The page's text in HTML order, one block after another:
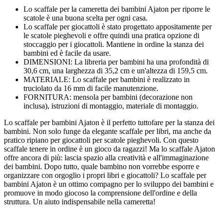
Lo scaffale per la cameretta dei bambini Ajaton per riporre le
scatole è una buona scelta per ogni casa.
Lo scaffale per giocattoli è stato progettato appositamente per
le scatole pieghevoli e offre quindi una pratica opzione di
stoccaggio per i giocattoli. Mantiene in ordine la stanza dei
bambini ed è facile da usare.
DIMENSIONI: La libreria per bambini ha una profondità di
30,6 cm, una larghezza di 35,2 cm e un'altezza di 159,5 cm.
MATERIALE: Lo scaffale per bambini è realizzato in
truciolato da 16 mm di facile manutenzione.
FORNITURA: mensola per bambini (decorazione non
inclusa), istruzioni di montaggio, materiale di montaggio.
Lo scaffale per bambini Ajaton è il perfetto tuttofare per la stanza dei
bambini. Non solo funge da elegante scaffale per libri, ma anche da
pratico ripiano per giocattoli per scatole pieghevoli. Con questo
scaffale tenere in ordine è un gioco da ragazzi! Ma lo scaffale Ajaton
offre ancora di più: lascia spazio alla creatività e all'immaginazione
dei bambini. Dopo tutto, quale bambino non vorrebbe esporre e
organizzare con orgoglio i propri libri e giocattoli? Lo scaffale per
bambini Ajaton è un ottimo compagno per lo sviluppo dei bambini e
promuove in modo giocoso la comprensione dell'ordine e della
struttura. Un aiuto indispensabile nella cameretta!